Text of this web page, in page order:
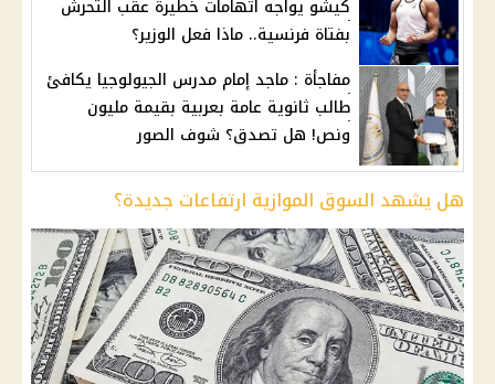
كيشو يواجه اتهامات خطيرة عقب التحرش
بفتاة فرنسية.. ماذا فعل الوزير؟
مفاجأة : ماجد إمام مدرس الجيولوجيا يكافئ
طالب ثانوية عامة بعربية بقيمة مليون
ونص! هل تصدق؟ شوف الصور
هل يشهد السوق الموازية ارتفاعات جديدة؟